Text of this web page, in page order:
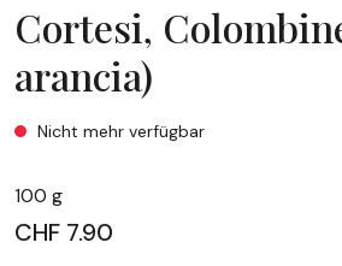
Cortesi,
arancia)
Cortesi, Colombine (colore arancia)
Nicht mehr verfügbar
100 g
CHF 7.90